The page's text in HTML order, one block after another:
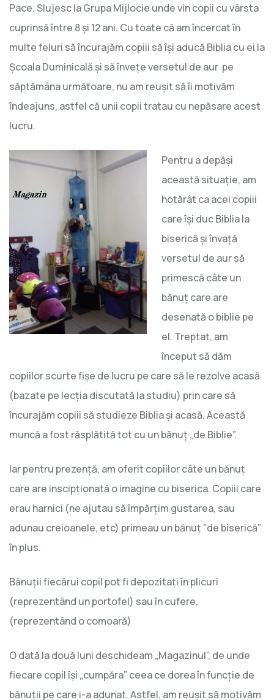
Pace. Slujesc la Grupa Mijlocie unde vin copii cu vârsta
cuprinsă între 8 și 12 ani. Cu toate că am încercat în
multe feluri să încurajăm copiii să își aducă Biblia cu ei la
Școala Duminicală și să învețe versetul de aur pe
săptămâna următoare, nu am reușit să îi motivăm
îndeajuns, astfel că unii copii tratau cu nepăsare acest
lucru.
Pentru a depăși
această situație, am
hotărât ca acei copiii
care își duc Biblia la
biserică și învață
versetul de aur să
primescă câte un
bănuț care are
desenată o biblie pe
el. Treptat, am
început să dăm
copiilor scurte fișe de lucru pe care să le rezolve acasă
(bazate pe lecția discutată la studiu) prin care să
încurajăm copiii să studieze Biblia și acasă. Această
muncă a fost răsplătită tot cu un bănuț „de Biblie”.
Iar pentru prezență, am oferit copiilor câte un bănuț
care are inscipționată o imagine cu biserica. Copiii care
erau harnici (ne ajutau să împărțim gustarea, sau
adunau creioanele, etc) primeau un bănuț ”de biserică”
în plus.
Bănuții fiecărui copil pot fi depozitați în plicuri
(reprezentând un portofel) sau în cufere,
(reprezentând o comoară)
O dată la două luni deschideam „Magazinul”, de unde
fiecare copil își „cumpăra” ceea ce dorea în funcție de
bănuții pe care i-a adunat. Astfel, am reușit să motivăm